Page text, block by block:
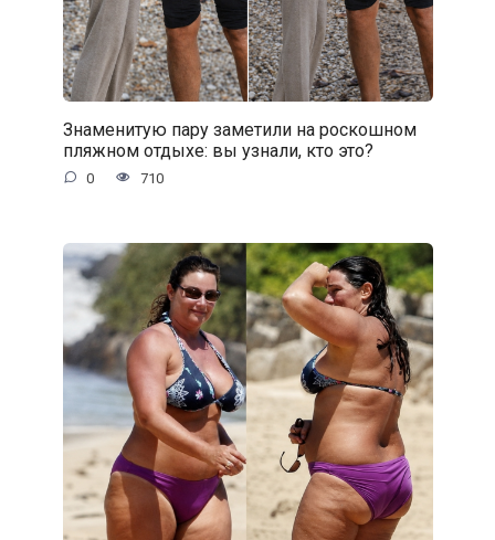
Знаменитую пару заметили на роскошном
пляжном отдыхе: вы узнали, кто это?
0 710